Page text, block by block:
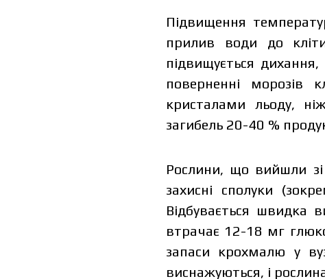
Підвищення
прилив води до
підвищується
поверненні морозів
кристалами льоду,
загибель 20-40 %
Рослини, що вийшли
захисні сполуки
Відбувається
втрачає 12-18 мг
запаси крохмалю у
виснажуються, і